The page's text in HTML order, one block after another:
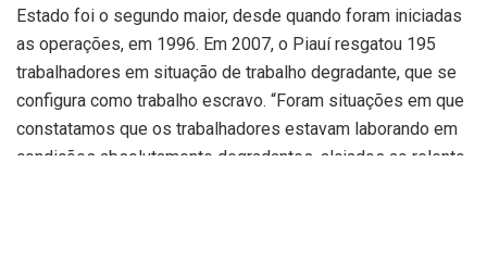
Estado foi o segundo maior, desde quando foram iniciadas
as operações, em 1996. Em 2007, o Piauí resgatou 195
trabalhadores em situação de trabalho degradante, que se
configura como trabalho escravo. “Foram situações em que
constatamos que os trabalhadores estavam laborando em
condições absolutamente degradantes, alojados ao relento